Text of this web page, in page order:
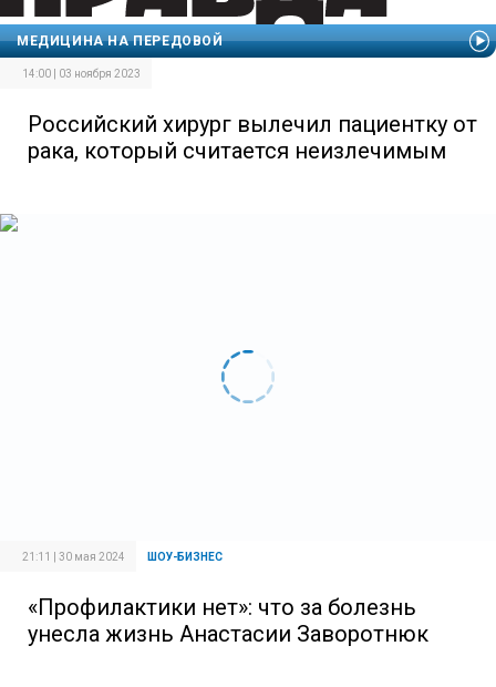
МЕДИЦИНА НА ПЕРЕДОВОЙ
14:00 | 03 ноября 2023
Российский хирург вылечил пациентку от
рака, который считается неизлечимым
21:11 | 30 мая 2024 ШОУ-БИЗНЕС
«Профилактики нет»: что за болезнь
унесла жизнь Анастасии Заворотнюк